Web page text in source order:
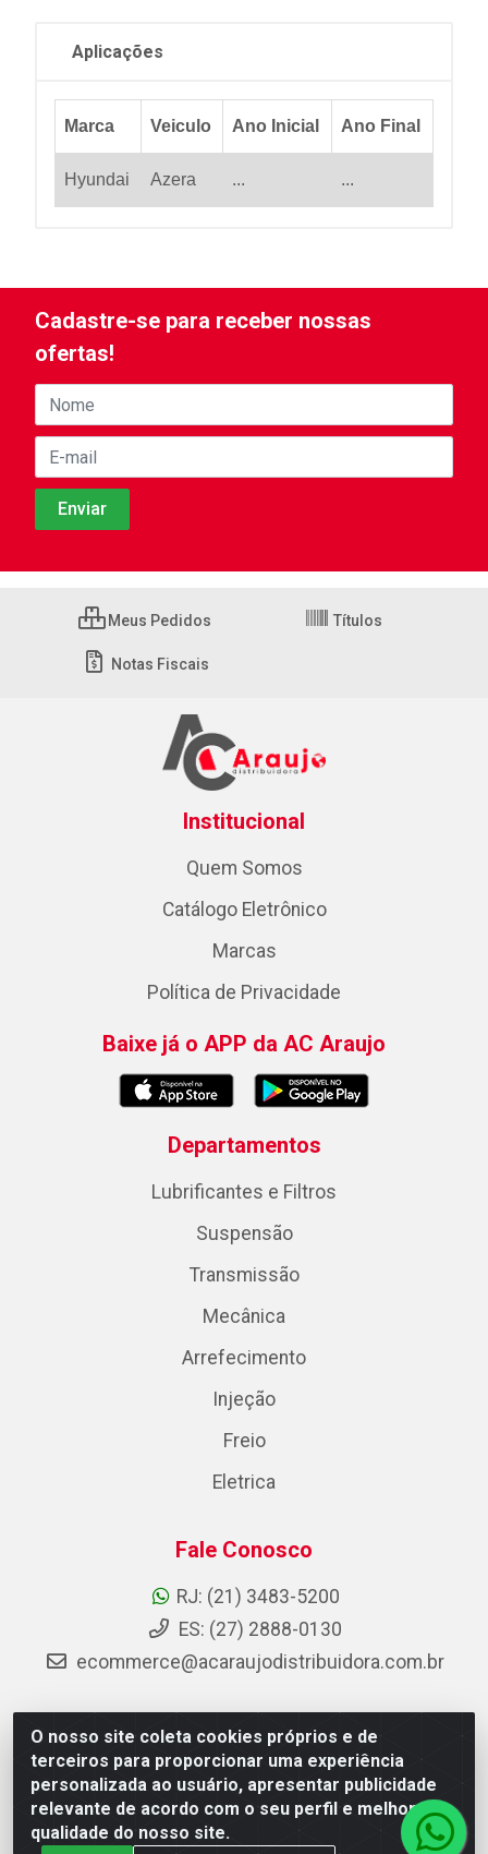
Aplicações
Marca Veiculo Ano Inicial Ano Final
Hyundai Azera ... ...
O nosso site coleta cookies próprios e de
terceiros para proporcionar uma experiência
personalizada ao usuário, apresentar publicidade
relevante de acordo com o seu perfil e melhorar a
qualidade do nosso site.
Cadastre-se para receber nossas
ofertas!
Meus Pedidos Títulos
Notas Fiscais
Institucional
Quem Somos
Catálogo Eletrônico
Marcas
Política de Privacidade
Baixe já o APP da AC Araujo
Departamentos
Lubrificantes e Filtros
Suspensão
Transmissão
Mecânica
Arrefecimento
Injeção
Freio
Eletrica
Fale Conosco
RJ: (21) 3483-5200
ES: (27) 2888-0130
ecommerce@acaraujodistribuidora.com.br
AC Araujo Distribuidora - Rua Carneiro de Campos, 42 -
São Cristóvão, Rio de Janeiro/RJ - CEP 20.920-410 -
CNPJ 08.744.753/0003-85